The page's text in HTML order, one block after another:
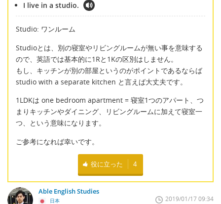
I live in a studio.
Studio: ワンルーム
Studioとは、別の寝室やリビングルームが無い事を意味する
ので、英語では基本的に1Rと1Kの区別はしません。
もし、キッチンが別の部屋というのがポイントであるならば
studio with a separate kitchen と言えば大丈夫です。
1LDKは one bedroom apartment = 寝室1つのアパート、つ
まりキッチンやダイニング、リビングルームに加えて寝室一
つ、という意味になります。
ご参考になれば幸いです。
役に立った 4
Able English Studies
日本 2019/01/17 09:34